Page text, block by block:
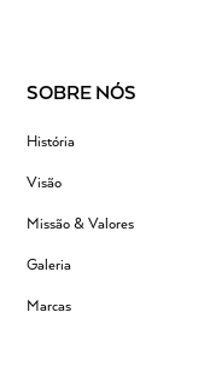
SOBRE NÓS
História
Visão
Missão & Valores
Galeria
Marcas